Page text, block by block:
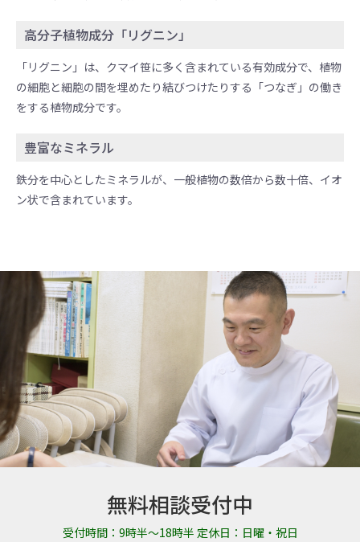
高分子植物成分「リグニン」
「リグニン」は、クマイ笹に多く含まれている有効成分で、植物
の細胞と細胞の間を埋めたり結びつけたりする「つなぎ」の働き
をする植物成分です。
豊富なミネラル
鉄分を中心としたミネラルが、一般植物の数倍から数十倍、イオ
ン状で含まれています。
無料相談受付中
受付時間：9時半～18時半 定休日：日曜・祝日